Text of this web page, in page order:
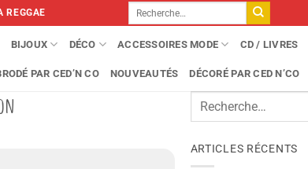
REGGAE
Recherche
pour :
BIJOUX DÉCO ACCESSOIRES MODE CD / LIVRES
PAR CED’N CO NOUVEAUTÉS DÉCORÉ PAR CED N’CO
ARTICLES RÉCENTS